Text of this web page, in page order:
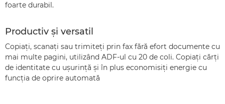
foarte durabil.
Productiv şi versatil
Copiaţi, scanaţi sau trimiteţi prin fax fără efort documente cu
mai multe pagini, utilizând ADF-ul cu 20 de coli. Copiaţi cărţi
de identitate cu uşurinţă şi în plus economisiţi energie cu
funcţia de oprire automată